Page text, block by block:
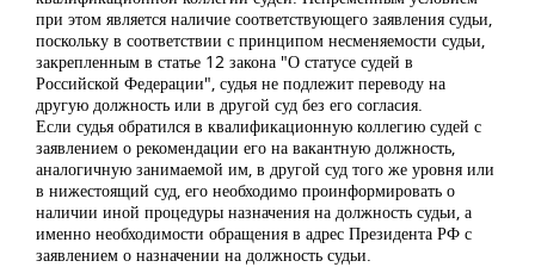
при этом является наличие соответствующего заявления судьи,
поскольку в соответствии с принципом несменяемости судьи,
закрепленным в статье 12 закона "О статусе судей в
Российской Федерации", судья не подлежит переводу на
другую должность или в другой суд без его согласия.
Если судья обратился в квалификационную коллегию судей с
заявлением о рекомендации его на вакантную должность,
аналогичную занимаемой им, в другой суд того же уровня или
в нижестоящий суд, его необходимо проинформировать о
наличии иной процедуры назначения на должность судьи, а
именно необходимости обращения в адрес Президента РФ с
заявлением о назначении на должность судьи.